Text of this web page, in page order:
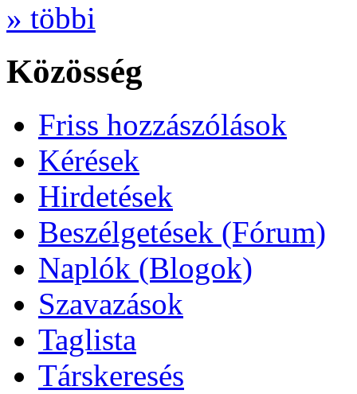
» többi
Közösség
Friss hozzászólások
Kérések
Hirdetések
Beszélgetések (Fórum)
Naplók (Blogok)
Szavazások
Taglista
Társkeresés